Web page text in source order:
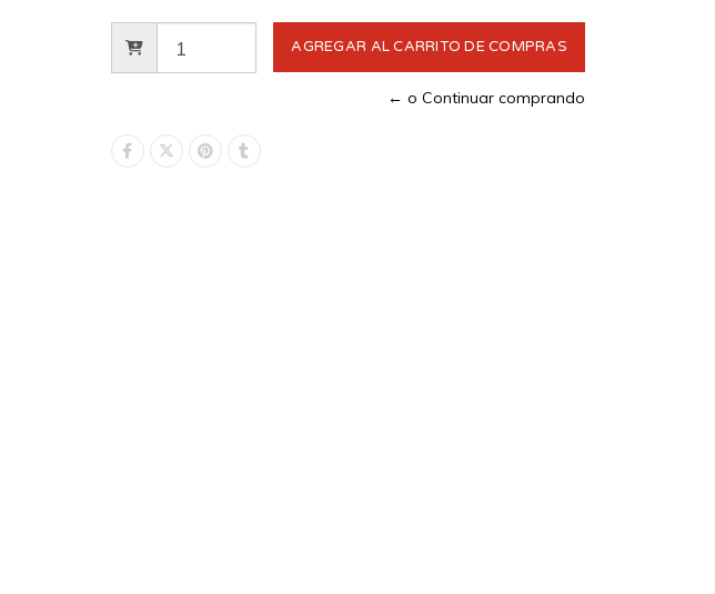
← o Continuar comprando